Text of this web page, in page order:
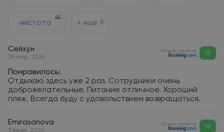
чистота
45
+ еще 9
Сейхун
28 мар. 2026
Отзыв туриста 10
Понравилось:
Отдыхаю здесь уже 2 раз. Сотрудники очень
доброжелательные. Питание отличное. Хороший
пляж. Всегда буду с удовольствием возвращаться.
Emirasanova
3 февр. 2026
Отзыв туриста 10